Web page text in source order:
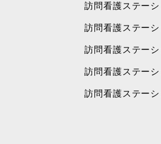
訪問看護ステー
訪問看護ステー
訪問看護ステー
訪問看護ステー
訪問看護ステー